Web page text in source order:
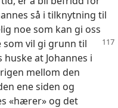
så i tilknytning til
noe som kan gi oss
som vil gi grunn til
at Johannes i
mellom den
ene siden og
«hærer» og det